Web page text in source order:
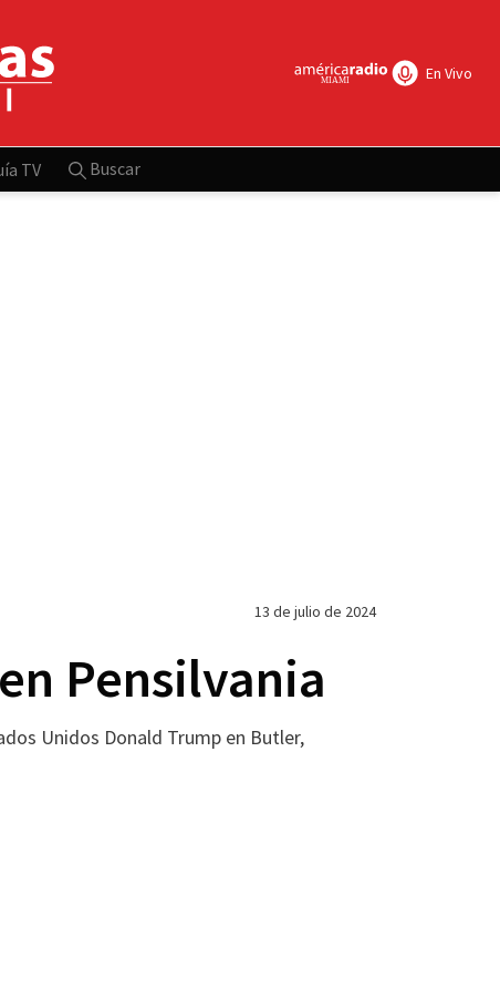
En Vivo
TV Buscar
13 de julio de 2024
Pensilvania
Unidos Donald Trump en Butler,